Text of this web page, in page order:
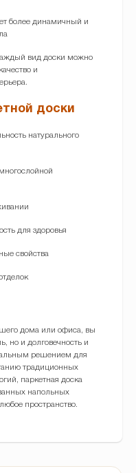
более динамичный и
вид доски можно
и
доски
натурального
для здоровья
свойства
дома или офиса, вы
но и долговечность и
решением для
традиционных
паркетная доска
напольных
пространство.